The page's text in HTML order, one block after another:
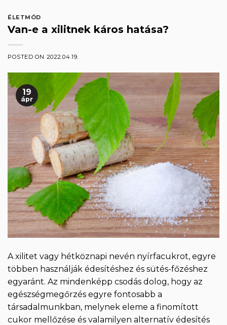
ÉLETMÓD
Van-e a xilitnek káros hatása?
POSTED ON 2022.04.19.
19
ápr
A xilitet vagy hétköznapi nevén nyírfacukrot, egyre
többen használják édesítéshez és sütés-főzéshez
egyaránt. Az mindenképp csodás dolog, hogy az
egészségmegőrzés egyre fontosabb a
társadalmunkban, melynek eleme a finomított
cukor mellőzése és valamilyen alternatív édesítés